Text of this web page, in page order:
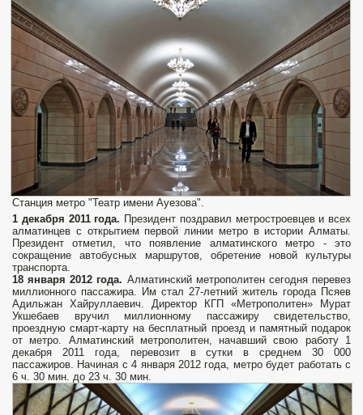
Станция метро "Театр имени Ауезова".
1 декабря 2011 года. Президент поздравил метростроевцев и всех
алматинцев с открытием первой линии метро в истории Алматы.
Президент отметил, что появление алматинского метро - это
сокращение автобусных маршрутов, обретение новой культуры
транспорта.
18 января 2012 года. Алматинский метрополитен сегодня перевез
миллионного пассажира. Им стал 27-летний житель города Псяев
Адильжан Хайруллаевич. Директор КГП «Метрополитен» Мурат
Укшебаев вручил миллионному пассажиру свидетельство,
проездную смарт-карту на бесплатный проезд и памятный подарок
от метро. Алматинский метрополитен, начавший свою работу 1
декабря 2011 года, перевозит в сутки в среднем 30 000
пассажиров. Начиная с 4 января 2012 года, метро будет работать с
6 ч. 30 мин. до 23 ч. 30 мин.